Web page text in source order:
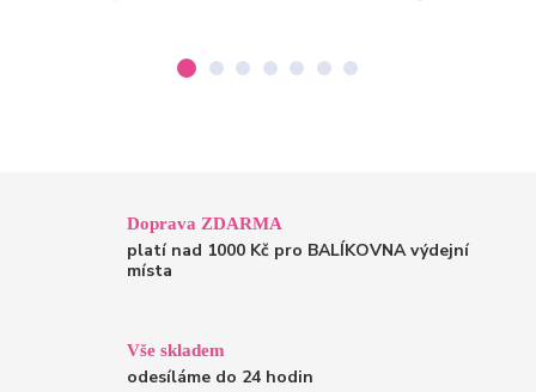
Doprava ZDARMA
platí nad 1000 Kč pro BALÍKOVNA výdejní
místa
Vše skladem
odesíláme do 24 hodin